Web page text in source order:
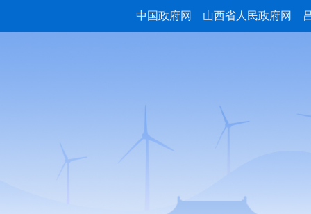
中国政府网 山西省人民政府网